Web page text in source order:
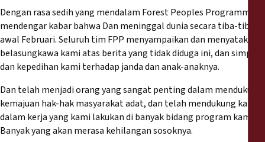
Who we are
Press Room
Support Us
Publications & Resources
Publications & Resources
News
Reports
Press Releases
Dengan rasa sedih yang mendalam Forest Peoples Programme
mendengar kabar bahwa Dan meninggal dunia secara tiba-tiba di
awal Februari. Seluruh tim FPP menyampaikan dan menyatakan
belasungkawa kami atas berita yang tidak diduga ini, dan simpati
dan kepedihan kami terhadap janda dan anak-anaknya.
Dan telah menjadi orang yang sangat penting dalam mendukung
kemajuan hak-hak masyarakat adat, dan telah mendukung kami
dalam kerja yang kami lakukan di banyak bidang program kami.
Banyak yang akan merasa kehilangan sosoknya.